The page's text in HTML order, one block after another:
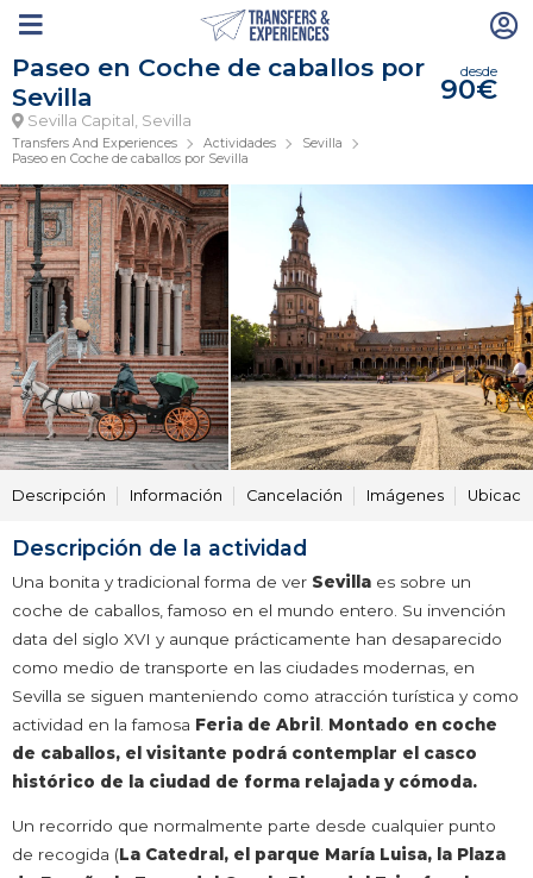
Paseo en Coche de caballos por
Sevilla
Sevilla Capital, Sevilla
desde
90€
Transfers And Experiences Actividades
Sevilla
Paseo en Coche de caballos por Sevilla
Descripción Información Cancelación Imágenes
Descripción de la actividad
Una bonita y tradicional forma de ver Sevilla es sobre un
coche de caballos, famoso en el mundo entero. Su invención
data del siglo XVI y aunque prácticamente han desaparecido
como medio de transporte en las ciudades modernas, en
Sevilla se siguen manteniendo como atracción turística y como
actividad en la famosa Feria de Abril
Montado en coche
de caballos, el visitante podrá contemplar el casco
histórico de la ciudad de forma relajada y cómoda.
Un recorrido que normalmente parte desde cualquier punto
de recogida (La Catedral, el parque María Luisa, la Plaza